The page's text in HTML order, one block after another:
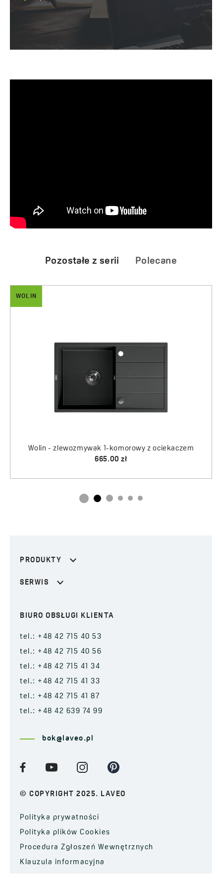
SPW 511T
Pozostałe z serii Polecane
WOLIN
Wolin - zlewozmywak 1-komorowy z ociekaczem
665.00 zł
DROP
Drop - dozownik na płyn do mycia naczyń
75.00 zł
PRODUKTY
SERWIS
BIURO OBSŁUGI KLIENTA
tel.: +48 42 715 40 53
tel.: +48 42 715 40 56
tel.: +48 42 715 41 34
tel.: +48 42 715 41 33
tel.: +48 42 715 41 87
tel.: +48 42 639 74 99
bok@laveo.pl
© COPYRIGHT 2025. LAVEO
Polityka prywatności
Polityka plików Cookies
Procedura Zgłoszeń Wewnętrznych
Klauzula informacyjna